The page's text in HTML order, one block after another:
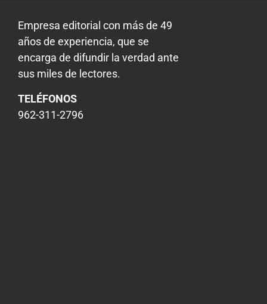
Empresa editorial con más de 49
años de experiencia, que se
encarga de difundir la verdad ante
sus miles de lectores.
TELÉFONOS
962-311-2796